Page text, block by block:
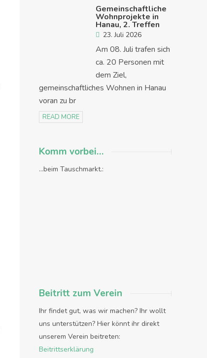
Gemeinschaftliche
Wohnprojekte in
Hanau, 2. Treffen
23. Juli 2026
Am 08. Juli trafen sich
ca. 20 Personen mit
dem Ziel,
gemeinschaftliches Wohnen in Hanau
voran zu br
READ MORE
Komm vorbei…
...beim Tauschmarkt.:
Beitritt zum Verein
Ihr findet gut, was wir machen? Ihr wollt
uns unterstützen? Hier könnt ihr direkt
unserem Verein beitreten:
Beitrittserklärung